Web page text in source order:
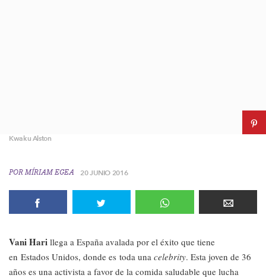
Kwaku Alston
POR MÍRIAM EGEA 20 JUNIO 2016
Vani Hari llega a España avalada por el éxito que tiene
en Estados Unidos, donde es toda una celebrity. Esta joven de 36
años es una activista a favor de la comida saludable que lucha